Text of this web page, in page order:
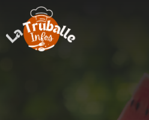
contenu